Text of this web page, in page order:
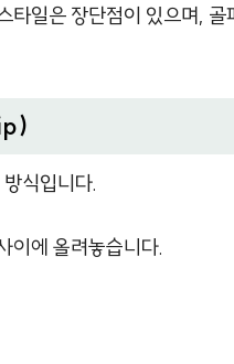
타일은 장단점이 있으며,
식입니다.
이에 올려놓습니다.